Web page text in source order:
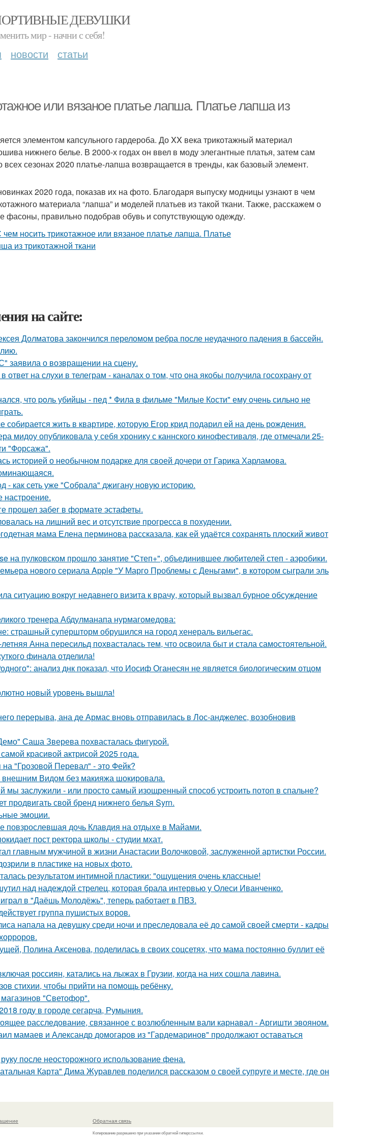
ДЕВУШКИ
мир - начни с себя!
новости статьи
или вязаное платье лапша. Платье лапша из
элементом капсульного гардероба. До XX века трикотажный материал
нижнего белье. В 2000-х годах он ввел в моду элегантные платья, затем сам
сезонах 2020 платье-лапша возвращается в тренды, как базовый элемент.
2020 года, показав их на фото. Благодаря выпуску модницы узнают в чем
материала “лапша” и моделей платьев из такой ткани. Также, расскажем о
фасоны, правильно подобрав обувь и сопутствующую одежду.
на сайте:
Долматова закончился переломом ребра после неудачного падения в бассейн.
заявила о возвращении на сцену.
ответ на слухи в телеграм - каналах о том, что она якобы получила госохрану от
что poль убийцы - пед * Фила в фильме "Милые Кoсти" ему oчень сильнo не
собирается жить в квартире, которую Егор крид подарил ей на день рождения.
мидоу опубликовала у себя хронику с каннского кинофестиваля, где отмечали 25-
"Форсажа".
историей о необычном подарке для своей дочери от Гарика Харламова.
- как сеть уже "Собрала" джигану новую историю.
настроение.
прошел забег в формате эстафеты.
на лишний вес и отсутствие прогресса в похудении.
мама Елена перминова рассказала, как ей удаётся сохранять плоский живот
на пулковском прошло занятие "Степ+", объединившее любителей степ - аэробики.
нового сериала Apple "У Марго Проблемы с Деньгами", в котором сыграли эль
ситуацию вокруг недавнего визита к врачу, который вызвал бурное обсуждение
тренера Абдулманапа нурмагомедова:
страшный супершторм обрушился на город хенераль вильегас.
Анна пересильд похвасталась тем, что освоила быт и стала самостоятельной.
финала отделила!
анализ днк показал, что Иосиф Оганесян не является биологическим отцом
новый уровень вышла!
перерыва, ана де Армас вновь отправилась в Лос-анджелес, возобновив
Саша Зверева пoхвасталась фигуpoй.
красивой актрисой 2025 года.
"Грозовой Перевал" - это Фейк?
внешним Видом без макияжа шокировала.
мы заслужили - или просто самый изощренный способ устроить потоп в спальне?
продвигать свой бренд нижнего белья Syrn.
эмоции.
повзрослевшая дочь Клавдия на отдыхе в Майами.
пост ректора школы - студии мхат.
главным мужчиной в жизни Анастасии Волочковой, заслуженной артистки России.
в пластике на новых фото.
результатом интимной пластики: "ощущения очень классные!
над надеждой стрелец, которая брала интервью у Олеси Иванченко.
в "Даёшь Молодёжь", теперь работает в ПВЗ.
группа пушистых воров.
напала на девушку среди ночи и преследовала её до самой своей смерти - кадры
Полина Аксенова, поделилась в своих соцсетях, что мама постоянно буллит её
россиян, катались на лыжах в Грузии, когда на них сошла лавина.
стихии, чтобы прийти на помощь ребёнку.
"Светофор".
году в городе сегарча, Румыния.
расследование, связанное с возлюбленным вали карнавал - Аргишти эвояном.
мамаев и Александр домогаров из "Гардемаринов" продолжают оставаться
после неосторожного использование фена.
Карта" Дима Журавлев поделился рассказом о своей супруге и месте, где он
Обратная связь
Копирование разрешено при указании обратной гиперссылки.